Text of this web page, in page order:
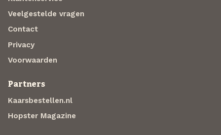
Veelgestelde vragen
Contact
Privacy
Voorwaarden
Partners
Kaarsbestellen.nl
Hopster Magazine